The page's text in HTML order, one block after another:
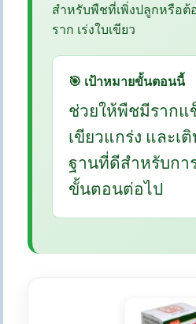
สำหรับพืชที่เพิ่งปลูกหรือต้อ
ราก เร่งใบเขียว
🎯 เป้าหมายขั้นตอนนี้
ช่วยให้พืชมีรากแ
เขียวแกร่ง และเ
ฐานที่ดีสำหรับก
ขั้นตอนต่อไป